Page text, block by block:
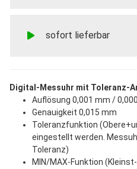
sofort lieferbar
Digital-Messuhr mit Toleranz-
Auflösung 0,001 mm /
Genauigkeit 0,015 mm
Toleranzfunktion
eingestellt werden.
Toleranz)
MIN/MAX-Funktion